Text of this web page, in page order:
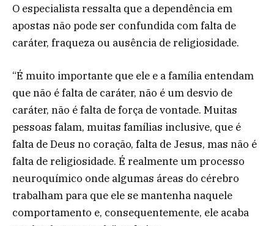
O especialista ressalta que a dependência em
apostas não pode ser confundida com falta de
caráter, fraqueza ou ausência de religiosidade.
“É muito importante que ele e a família entendam
que não é falta de caráter, não é um desvio de
caráter, não é falta de força de vontade. Muitas
pessoas falam, muitas famílias inclusive, que é
falta de Deus no coração, falta de Jesus, mas não é
falta de religiosidade. É realmente um processo
neuroquímico onde algumas áreas do cérebro
trabalham para que ele se mantenha naquele
comportamento e, consequentemente, ele acaba